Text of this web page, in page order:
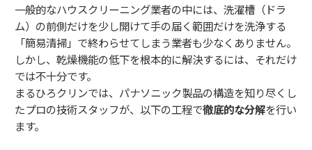
一般的なハウスクリーニング業者の中には、洗濯槽（ドラ
ム）の前側だけを少し開けて手の届く範囲だけを洗浄する
「簡易清掃」で終わらせてしまう業者も少なくありません。
しかし、乾燥機能の低下を根本的に解決するには、それだけ
では不十分です。
まるひろクリンでは、パナソニック製品の構造を知り尽くし
たプロの技術スタッフが、以下の工程で徹底的な分解を行い
ます。